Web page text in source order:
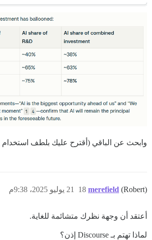
وابحث عن الباقي (أقترح عليك بلطف استخدام
merefield (Robert) 21 يوليو 2025، 9:38م 18
أعتقد أن وجهة نظرك متشائمة للغاية.
لماذا تهتم بـ Discourse إذن؟